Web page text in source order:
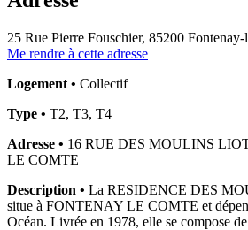
25 Rue Pierre Fouschier, 85200
Me rendre à cette adresse
Logement • Collectif
Type • T2, T3, T4
Adresse • 16 RUE DES MOULINS
LE COMTE
Description • La RESIDENCE DES
situe à FONTENAY LE COMTE et
Océan. Livrée en 1978, elle se compose